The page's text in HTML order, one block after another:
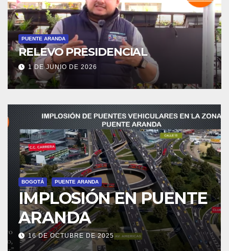
PUENTE ARANDA
RELEVO PRESIDENCIAL
1 DE JUNIO DE 2026
BOGOTÁ PUENTE ARANDA
IMPLOSIÓN EN PUENTE
ARANDA
16 DE OCTUBRE DE 2025